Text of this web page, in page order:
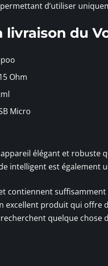
d’utiliser
livraison du
Ohm
Micro
appareil élégant et
intelligent est également
contiennent
excellent produit qui
quelque chose